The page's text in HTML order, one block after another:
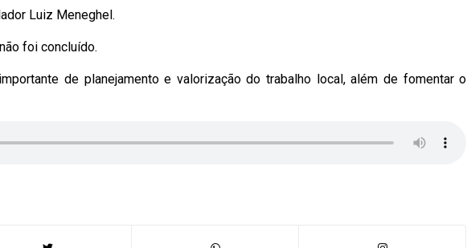
Luiz Meneghel.
foi concluído.
de planejamento e valorização do trabalho local, além de fomentar o